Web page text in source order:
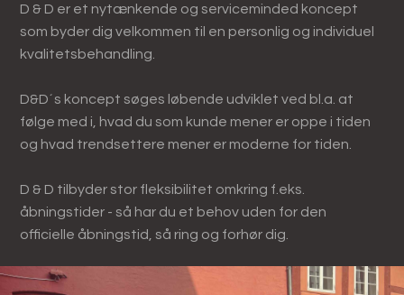
D & D er et nytænkende og serviceminded koncept
som byder dig velkommen til en personlig og individuel
kvalitetsbehandling.
​D&D´s koncept søges løbende udviklet ved bl.a. at
følge med i, hvad du som kunde mener er oppe i tiden
og hvad trendsettere mener er moderne for tiden.
D & D tilbyder stor fleksibilitet omkring f.eks.
åbningstider - så har du et behov uden for den
officielle åbningstid, så ring og forhør dig.​​